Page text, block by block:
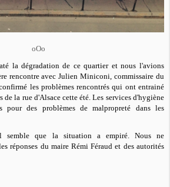
oOo
la dégradation de ce quartier et nous l'avions
rencontre avec Julien Miniconi, commissaire du
les problèmes rencontrés qui ont entrainé
de la rue d'Alsace cette été. Les services d'hygiène
pour des problèmes de malpropreté dans les
semble que la situation a empiré. Nous ne
réponses du maire Rémi Féraud et des autorités